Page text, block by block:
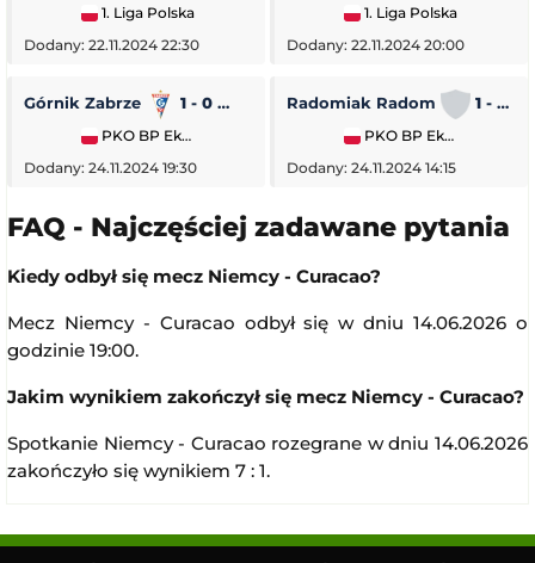
1. Liga Polska
Dodany: 22.11.2024 22:30
1. Liga Polska
Dodany: 22.11.2024 20:00
Górnik Zabrze 1 - 0 Piast Gliwice
PKO BP Ekstraklasa
Dodany: 24.11.2024 19:30
Radomiak Radom 1 - 2
PKO BP Ekstraklasa
Dodany: 24.11.2024 14:15
FAQ - Najczęściej zadawane pytania
Kiedy odbył się mecz Niemcy - Curacao?
Mecz Niemcy - Curacao odbył się w dniu 14.06.2026 o
godzinie 19:00.
Jakim wynikiem zakończył się mecz Niemcy - Curacao?
Spotkanie Niemcy - Curacao rozegrane w dniu 14.06.2026
zakończyło się wynikiem 7 : 1.